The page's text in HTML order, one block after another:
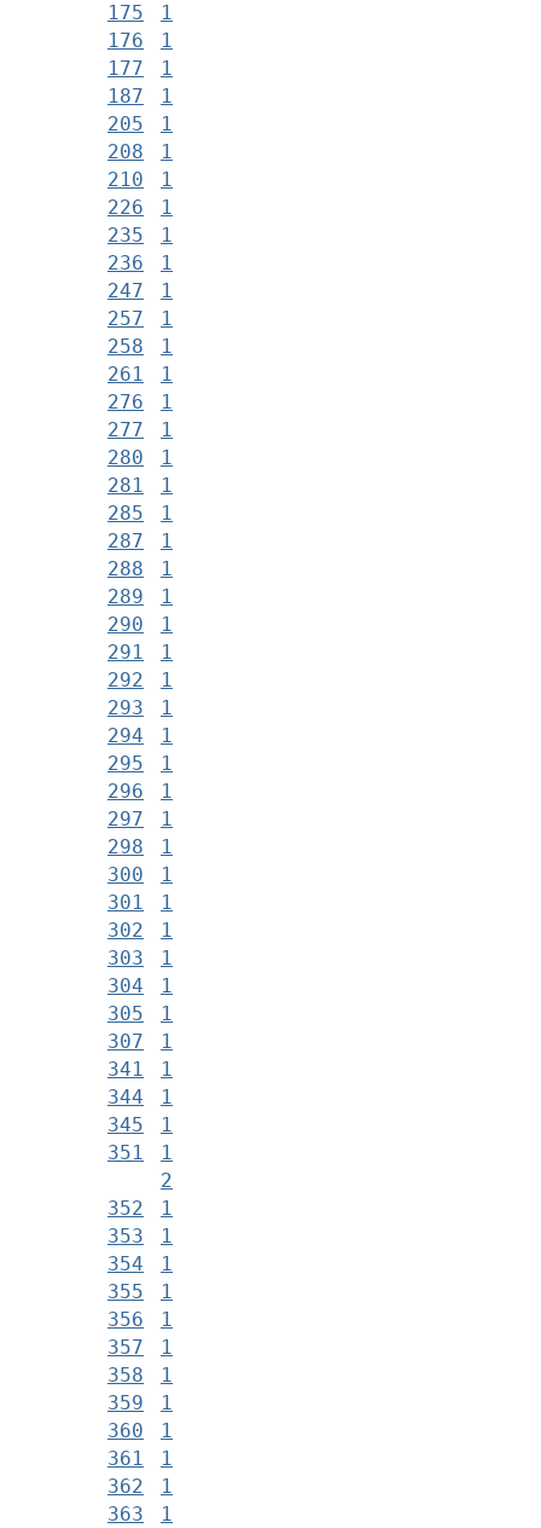
175
1
176
1
177
1
187
1
205
1
208
1
210
1
226
1
235
1
236
1
247
1
257
1
258
1
261
1
276
1
277
1
280
1
281
1
285
1
287
1
288
1
289
1
290
1
291
1
292
1
293
1
294
1
295
1
296
1
297
1
298
1
300
1
301
1
302
1
303
1
304
1
305
1
307
1
341
1
344
1
345
1
351
1
2
352
1
353
1
354
1
355
1
356
1
357
1
358
1
359
1
360
1
361
1
362
1
363
1